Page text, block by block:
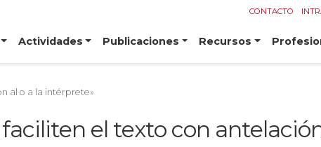
CONTACTO
Actividades Publicaciones Recursos
al o a la intérprete»
el texto con